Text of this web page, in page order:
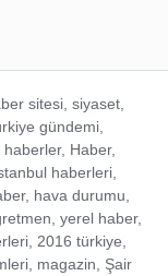
sitesi, siyaset,
gündemi,
Haber,
haberleri,
hava durumu,
yerel haber,
2016 türkiye,
magazin, Şair